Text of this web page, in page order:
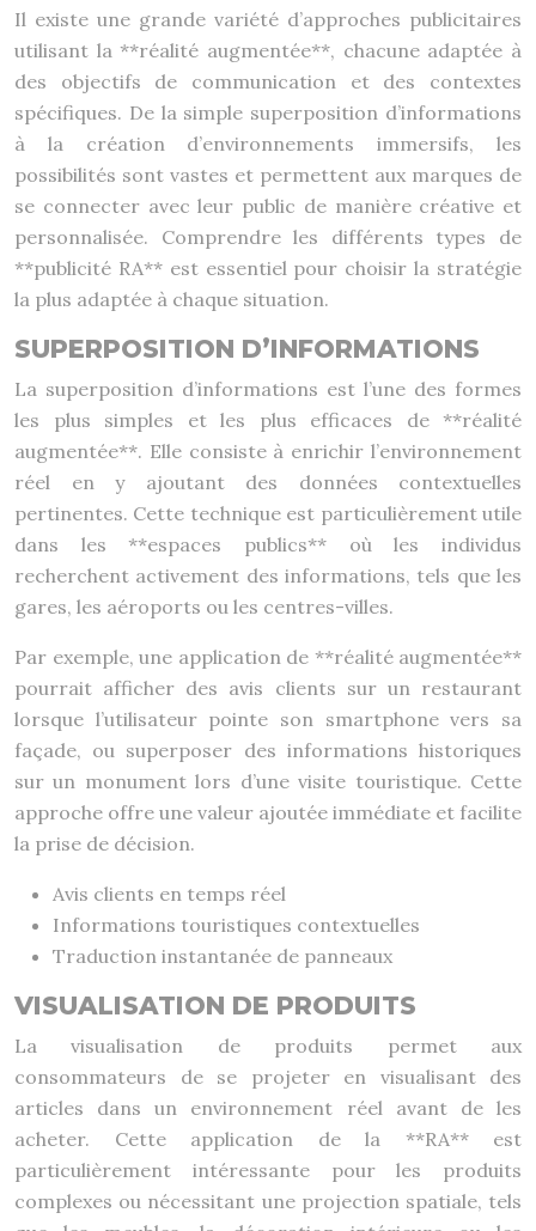
Il existe une grande variété d’approches publicitaires
utilisant la **réalité augmentée**, chacune adaptée à
des objectifs de communication et des contextes
spécifiques. De la simple superposition d’informations
à la création d’environnements immersifs, les
possibilités sont vastes et permettent aux marques de
se connecter avec leur public de manière créative et
personnalisée. Comprendre les différents types de
**publicité RA** est essentiel pour choisir la stratégie
la plus adaptée à chaque situation.
SUPERPOSITION D’INFORMATIONS
La superposition d’informations est l’une des formes
les plus simples et les plus efficaces de **réalité
augmentée**. Elle consiste à enrichir l’environnement
réel en y ajoutant des données contextuelles
pertinentes. Cette technique est particulièrement utile
dans les **espaces publics** où les individus
recherchent activement des informations, tels que les
gares, les aéroports ou les centres-villes.
Par exemple, une application de **réalité augmentée**
pourrait afficher des avis clients sur un restaurant
lorsque l’utilisateur pointe son smartphone vers sa
façade, ou superposer des informations historiques
sur un monument lors d’une visite touristique. Cette
approche offre une valeur ajoutée immédiate et facilite
la prise de décision.
Avis clients en temps réel
Informations touristiques contextuelles
Traduction instantanée de panneaux
VISUALISATION DE PRODUITS
La visualisation de produits permet aux
consommateurs de se projeter en visualisant des
articles dans un environnement réel avant de les
acheter. Cette application de la **RA** est
particulièrement intéressante pour les produits
complexes ou nécessitant une projection spatiale, tels